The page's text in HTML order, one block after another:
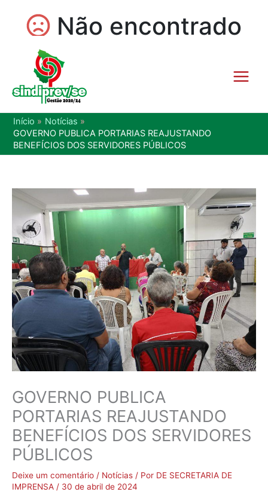
Início
Notícias
GOVERNO PUBLICA PORTARIAS REAJUSTANDO
BENEFÍCIOS DOS SERVIDORES PÚBLICOS
GOVERNO PUBLICA
PORTARIAS REAJUSTANDO
BENEFÍCIOS DOS SERVIDORES
PÚBLICOS
Deixe um comentário / Notícias / Por DE SECRETARIA DE
IMPRENSA / 30 de abril de 2024